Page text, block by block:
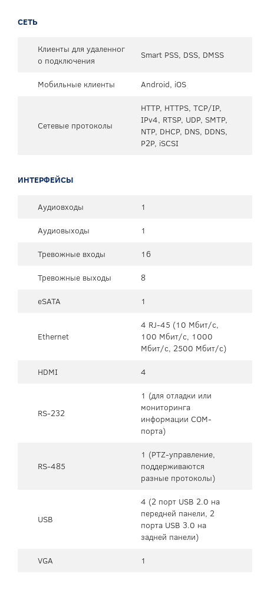
СЕТЬ
Клиенты для удаленног
о подключения
Smart PSS, DSS, DMSS
Мобильные клиенты Android, iOS
Сетевые протоколы
HTTP, HTTPS, TCP/IP,
IPv4, RTSP, UDP, SMTP,
NTP, DHCP, DNS, DDNS,
P2P, iSCSI
ИНТЕРФЕЙСЫ
Аудиовходы
1
Аудиовыходы
1
Тревожные входы
16
Тревожные выходы
8
eSATA
1
Ethernet
4 RJ-45 (10 Мбит/с,
100 Мбит/с, 1000
Мбит/с, 2500 Мбит/с)
HDMI
4
RS-232
1 (для отладки или
мониторинга
информации COM-
порта)
RS-485
1 (PTZ-управление,
поддерживаются
разные протоколы)
USB
4 (2 порт USB 2.0 на
передней панели, 2
порта USB 3.0 на
задней панели)
VGA
1